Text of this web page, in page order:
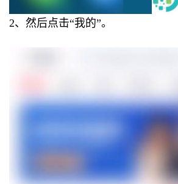
2、然后点击“我的”。